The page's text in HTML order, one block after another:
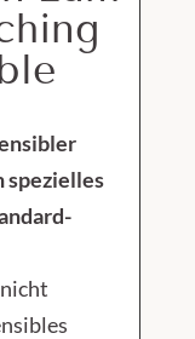
spezielles